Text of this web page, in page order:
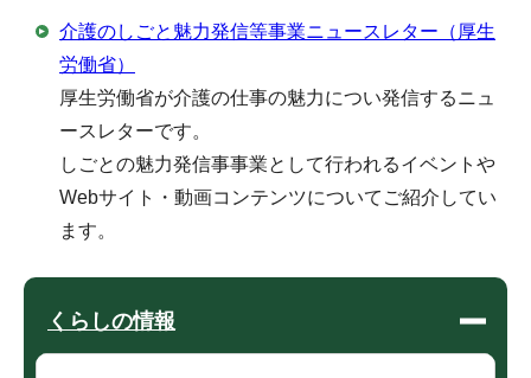
介護のしごと魅力発信等事業ニュースレター（厚生
労働省）
厚生労働省が介護の仕事の魅力につい発信するニュ
ースレターです。
しごとの魅力発信事事業として行われるイベントや
Webサイト・動画コンテンツについてご紹介してい
ます。
くらしの情報